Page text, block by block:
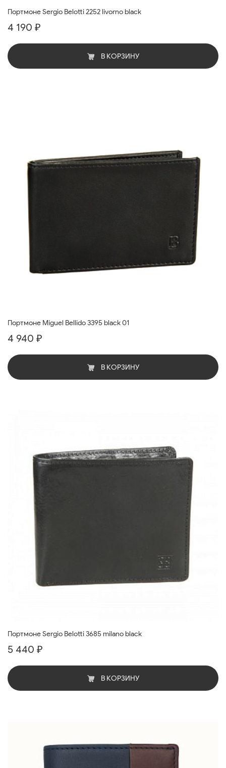
Портмоне Sergio Belotti 2252 livorno black
4 190 ₽
В КОРЗИНУ
Портмоне Miguel Bellido 3395 black 01
4 940 ₽
В КОРЗИНУ
Портмоне Sergio Belotti 3685 milano black
5 440 ₽
В КОРЗИНУ